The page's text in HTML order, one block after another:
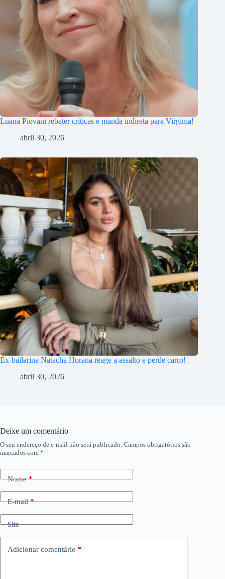
Luana Piovani rebater críticas e manda indireta para Virginia!
abril 30, 2026
Ex-bailarina Natacha Horana reage a assalto e perde carro!
abril 30, 2026
Deixe um comentário
O seu endereço de e-mail não será publicado. Campos obrigatórios são
marcados com *
Nome*
E-mail*
Site
Adicionar comentário *